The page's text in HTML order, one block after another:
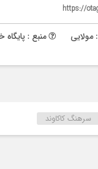
https://
مولایی منبع :
سرهنگ کاکاوند